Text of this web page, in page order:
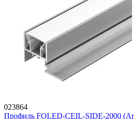
023864
Профиль FOLED-CEIL-SIDE-2000